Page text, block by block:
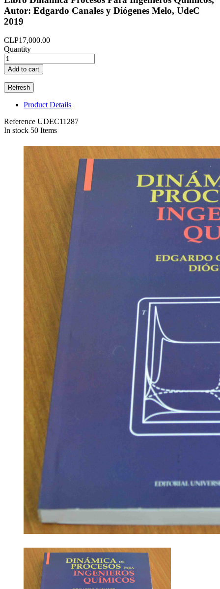
Autor: Edgardo Canales y Diógenes Melo, UdeC
2019
CLP17,000.00
Quantity
Add to cart
Product Details
Reference UDEC11287
In stock 50 Items